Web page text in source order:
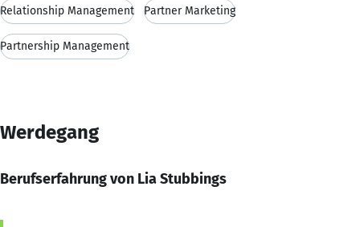
Relationship Management Partner Marketing
Partnership Management
Werdegang
Berufserfahrung von Lia Stubbings